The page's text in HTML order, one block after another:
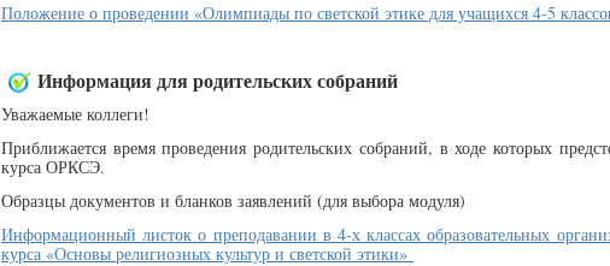
Положение о проведении «Олимпиады по светской этике для учащихся 4-5
Информация для родительских собраний
Уважаемые коллеги!
Приближается время проведения родительских собраний, в ходе которых
курса ОРКСЭ.
Образцы документов и бланков заявлений (для выбора модуля)
Информационный листок о преподавании в 4-х классах образовательных
курса «Основы религиозных культур и светской этики»